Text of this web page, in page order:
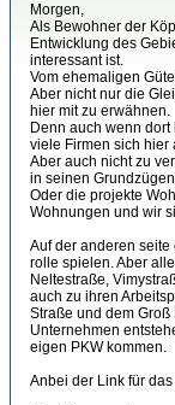
Morgen,
Als Bewohner der
Entwicklung des
interessant ist.
Vom ehemaligen
Aber nicht nur die
hier mit zu erwähnen.
Denn auch wenn
viele Firmen sich hier
Aber auch nicht zu
in seinen
Oder die projekte
Wohnungen und wir
Auf der anderen seite
rolle spielen. Aber
Neltestraße,
auch zu ihren
Straße und dem
Unternehmen
eigen PKW kommen.
Anbei der Link für